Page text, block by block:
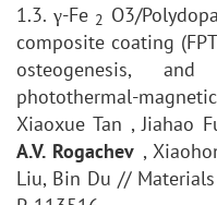
1.3. γ-Fe 2 O3/
composite coating
osteogenesis, and
photothermal-
Xiaoxue Tan , Jiahao
A.V. Rogachev ,
Liu, Bin Du //